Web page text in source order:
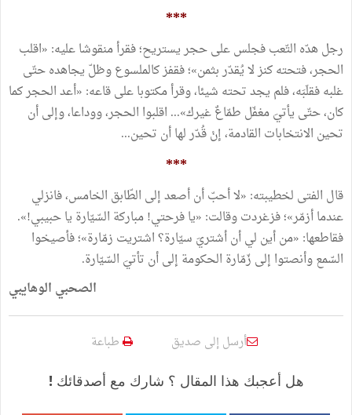
***
رجل هدّه التّعب فجلس على حجر يستريح؛ فقرأ منقوشا عليه: «اقلب
الحجر، فتحته كنز لا يُقدّر بثمن»؛ فقفز كالملسوع وظلّ يجاهده حتّى
غلبه فقلَبَه، فلم يجد تحته شيئا، وقرأ مكتوبا على قاعه: «أعد الحجر كما
كان، حتّى يأتيَ مغفّل طمّاعٌ غيرك»... اقلبوا الحجر، ووداعا، وإلى أن
تحين الانتخابات القادمة، إنْ قُدّر لها أن تحين...
***
قال الفتى لخطيبته: «لا أحبّ أن أصعد إلى الطّابق الخامس، فانزلي
عندما أزمّر»؛ فزغردت وقالت: «يا فرحتي! مباركة السّيّارة يا حبيبي!».
فقاطعها: «من أين لي أن أشتريَ سيّارة؟ اشتريت زمّارة»؛ فأصيخوا
السّمع وأنصتوا إلى زّمّارة الحكومة إلى أن تأتيَ السّيّارة.
الصحبي الوهايبي
أرسل إلى صديق طباعة
هل أعجبك هذا المقال ؟ شارك مع أصدقائك !